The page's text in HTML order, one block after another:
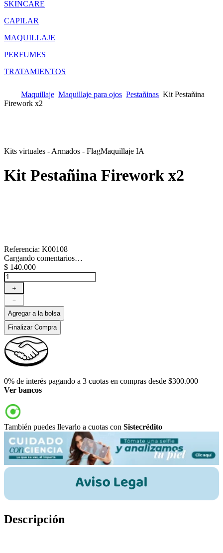
SKINCARE
CAPILAR
MAQUILLAJE
PERFUMES
TRATAMIENTOS
Maquillaje Maquillaje para ojos Pestañinas Kit Pestañina
Firework x2
Kits virtuales - Armados - FlagMaquillaje IA
Kit Pestañina Firework x2
Referencia: K00108
Cargando comentarios…
$ 140.000
＋
－
Agregar a la bolsa
Finalizar Compra
0% de interés pagando a 3 cuotas en compras desde $300.000
Ver bancos
También puedes llevarlo a cuotas con Sistecrédito
Descripción